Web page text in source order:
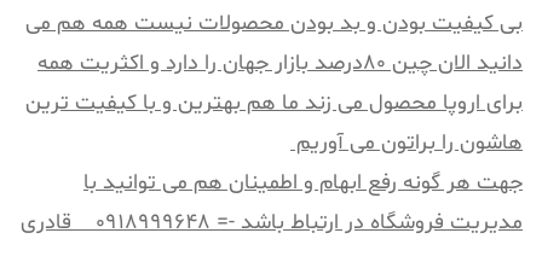
بی کیفیت بودن و بد بودن محصولات نیست همه هم می
دانید الان چین 80درصد بازار جهان را دارد و اکثریت همه
برای اروپا محصول می زند ما هم بهترین و با کیفیت ترین
هاشون را براتون می آوریم
جهت هر گونه رفع ابهام و اطمینان هم می توانید با
مدیریت فروشگاه در ارتباط باشد -= 0918999648 قادری